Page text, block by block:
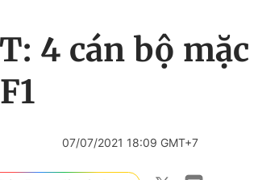
4 cán bộ mặc
07/07/2021 18:09 GMT+7